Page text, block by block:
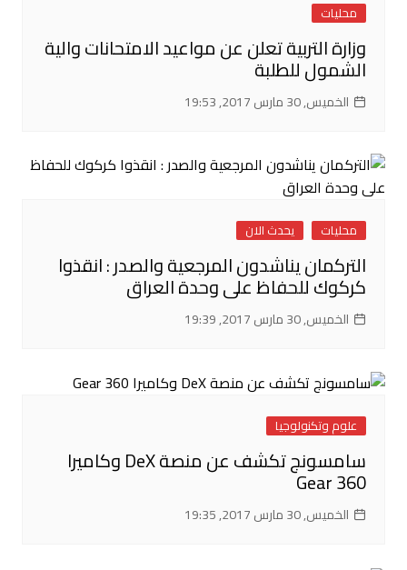
محليات
وزارة التربية تعلن عن مواعيد الامتحانات والية
الشمول للطلبة
الخميس, 30 مارس 2017, 19:53
محليات يحدث الان
التركمان يناشدون المرجعية والصدر : انقذوا
كركوك للحفاظ على وحدة العراق
الخميس, 30 مارس 2017, 19:39
علوم وتكنولوجيا
سامسونج تكشف عن منصة DeX وكاميرا
Gear 360
الخميس, 30 مارس 2017, 19:35